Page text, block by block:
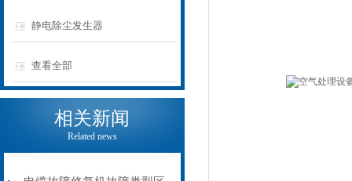
静电除尘发生器
查看全部
相关新闻
Related news